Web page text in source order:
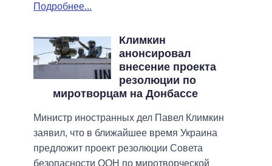
Подробнее...
Климкин
анонсировал
внесение проекта
резолюции по
миротворцам на Донбассе
Министр иностранных дел Павел Климкин
заявил, что в ближайшее время Украина
предложит проект резолюции Совета
безопасности ООН по миротворческой